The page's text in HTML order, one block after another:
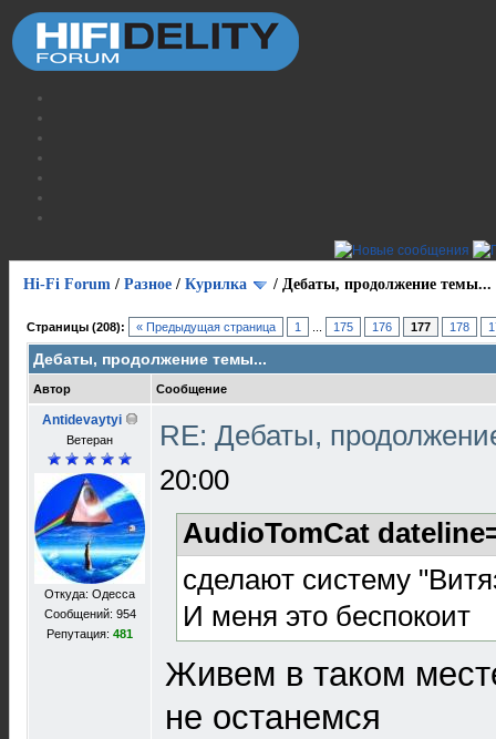
Hi-Fi Forum / Разное / Курилка / Дебаты, продолжение темы...
Страницы (208): « Предыдущая страница 1 175 176 177 178
Дебаты, продолжение темы...
Автор Сообщение
Antidevaytyi
Ветеран
Откуда: Одесса
Сообщений: 954
Репутация: 481
RE: Дебаты,
20:00
AudioTomCat
сделают систему
И меня это беспокоит
Живем в таком
не останемся